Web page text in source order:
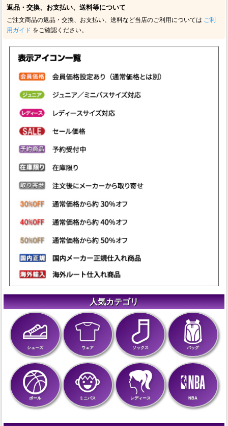
返品・交換、お支払い、送料等について
ご注文商品の返品・交換、お支払い、送料など当店のご利用については ご利
用ガイド をご確認ください。
人気カテゴリ
シューズ ウェア ソックス バッグ
ボール ミニバス レディース NBA